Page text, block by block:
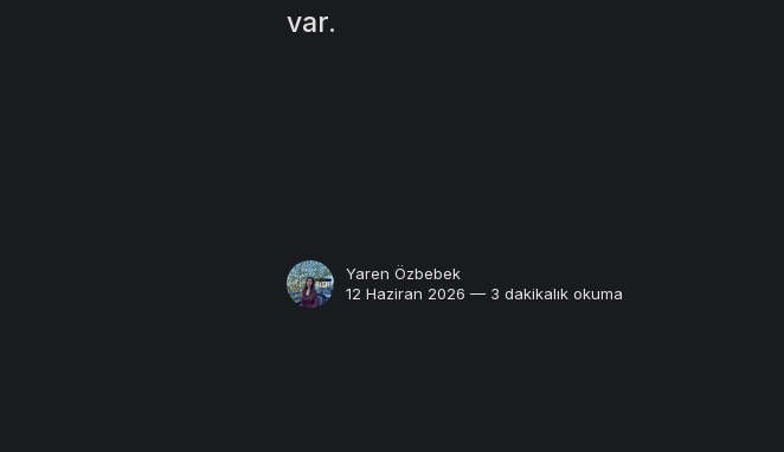
var.
Yaren Özbebek
12 Haziran 2026 — 3 dakikalık okuma